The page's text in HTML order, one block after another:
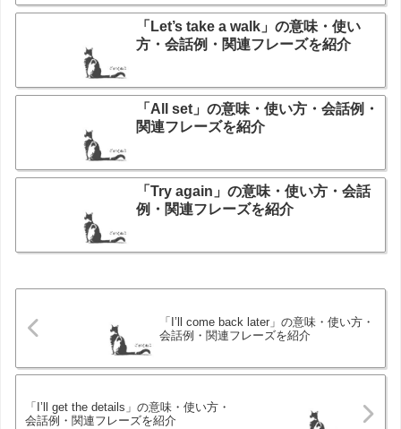
「Let’s take a walk」の意味・使い
方・会話例・関連フレーズを紹介
「All set」の意味・使い方・会話例・
関連フレーズを紹介
「Try again」の意味・使い方・会話
例・関連フレーズを紹介
「I’ll come back later」の意味・使い方・
会話例・関連フレーズを紹介
「I’ll get the details」の意味・使い方・
会話例・関連フレーズを紹介